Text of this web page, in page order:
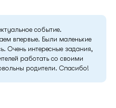
событие.
впервые. Были маленькие
Очень интересные задания,
работать со своими
родители. Спасибо!